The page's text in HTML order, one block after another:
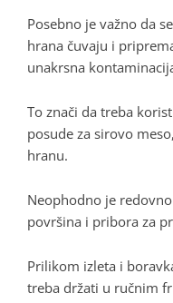
Posebno je važno da
hrana čuvaju i
unakrsna
To znači da treba
posude za sirovo
hranu.
Neophodno je
površina i pribora za
Prilikom izleta i
treba držati u ručnim